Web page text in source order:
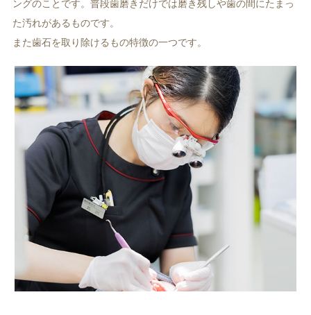
ングのことです。普段歯磨きだけでは磨き残しや歯の間にたまっ
た汚れがあるものです。
また歯石を取り除けるもの特徴の一つです。